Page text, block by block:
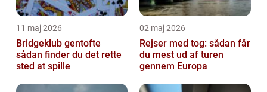
11 maj 2026
Bridgeklub gentofte
sådan finder du det rette
sted at spille
02 maj 2026
Rejser med tog: sådan får
du mest ud af turen
gennem Europa